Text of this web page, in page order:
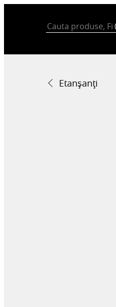
Etanșanți